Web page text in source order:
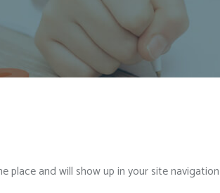
place and will show up in your site